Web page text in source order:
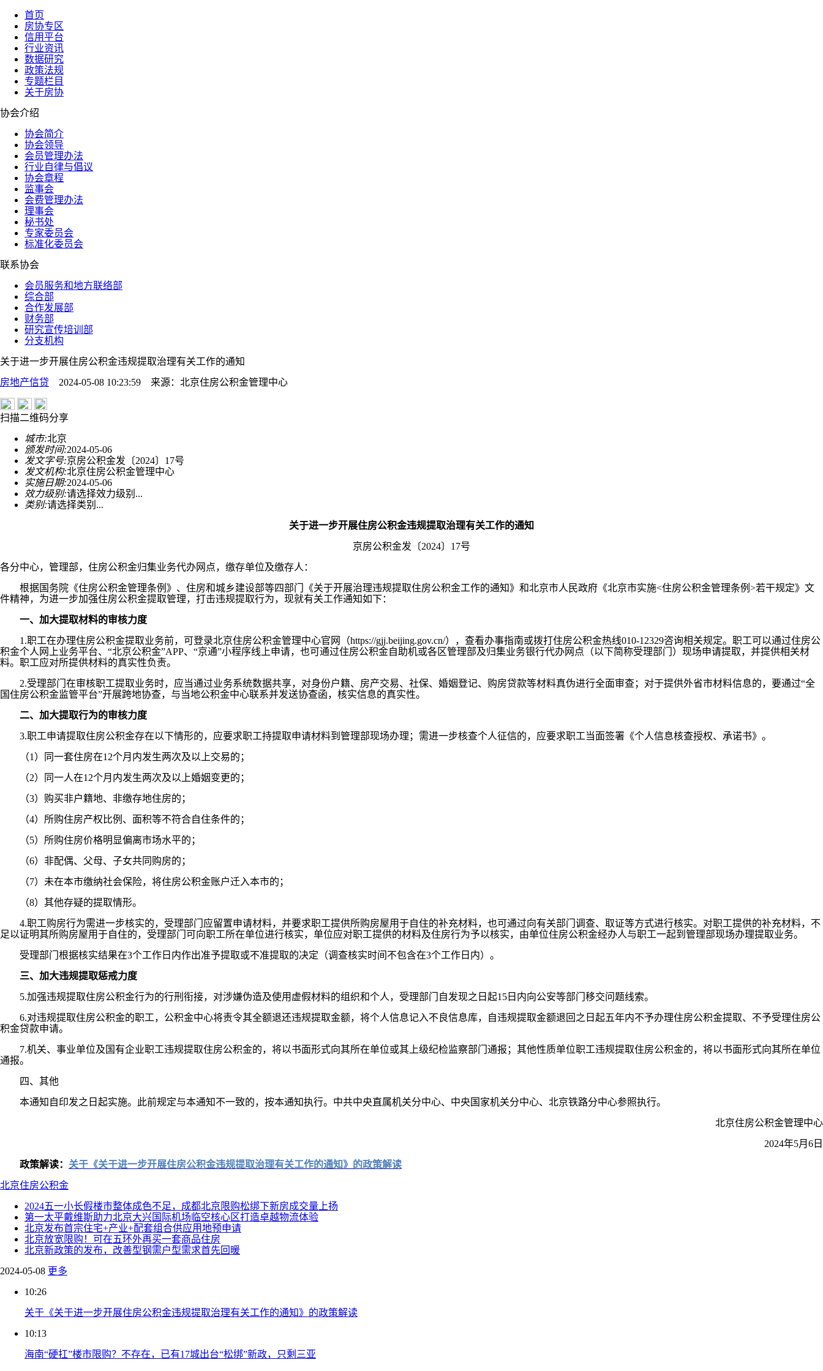
首页
房协专区
信用平台
行业资讯
数据研究
政策法规
专题栏目
关于房协
协会介绍
协会简介
协会领导
会员管理办法
行业自律与倡议
协会章程
监事会
会费管理办法
理事会
秘书处
专家委员会
标准化委员会
联系协会
会员服务和地方联络部
综合部
合作发展部
财务部
研究宣传培训部
分支机构
关于进一步开展住房公积金违规提取治理有关工作的通知
房地产信贷 2024-05-08 10:23:59 来源： 北京住房公积金管理中心
扫描二维码分享
城市:北京
颁发时间:2024-05-06
发文字号:京房公积金发〔2024〕17号
发文机构:北京住房公积金管理中心
实施日期:2024-05-06
效力级别:请选择效力级别...
类别:请选择类别...
关于进一步开展住房公积金违规提取治理有关工作的通知
京房公积金发〔2024〕17号
各分中心，管理部，住房公积金归集业务代办网点，缴存单位及缴存人：
根据国务院《住房公积金管理条例》、住房和城乡建设部等四部门《关于开展治理违规提取住房公积金工作的通知》和北京市人民政府《北京市实施<住房公积金管理条例>若干规定》文
件精神，为进一步加强住房公积金提取管理，打击违规提取行为，现就有关工作通知如下：
一、加大提取材料的审核力度
1.职工在办理住房公积金提取业务前，可登录北京住房公积金管理中心官网（https://gjj.beijing.gov.cn/），查看办事指南或拨打住房公积金热线010-12329咨询相关规定。职工可以通过住房公
积金个人网上业务平台、“北京公积金”APP、“京通”小程序线上申请，也可通过住房公积金自助机或各区管理部及归集业务银行代办网点（以下简称受理部门）现场申请提取，并提供相关材
料。职工应对所提供材料的真实性负责。
2.受理部门在审核职工提取业务时，应当通过业务系统数据共享，对身份户籍、房产交易、社保、婚姻登记、购房贷款等材料真伪进行全面审查；对于提供外省市材料信息的，要通过“全
国住房公积金监管平台”开展跨地协查，与当地公积金中心联系并发送协查函，核实信息的真实性。
二、加大提取行为的审核力度
3.职工申请提取住房公积金存在以下情形的，应要求职工持提取申请材料到管理部现场办理；需进一步核查个人征信的，应要求职工当面签署《个人信息核查授权、承诺书》。
（1）同一套住房在12个月内发生两次及以上交易的；
（2）同一人在12个月内发生两次及以上婚姻变更的；
（3）购买非户籍地、非缴存地住房的；
（4）所购住房产权比例、面积等不符合自住条件的；
（5）所购住房价格明显偏离市场水平的；
（6）非配偶、父母、子女共同购房的；
（7）未在本市缴纳社会保险，将住房公积金账户迁入本市的；
（8）其他存疑的提取情形。
4.职工购房行为需进一步核实的，受理部门应留置申请材料，并要求职工提供所购房屋用于自住的补充材料，也可通过向有关部门调查、取证等方式进行核实。对职工提供的补充材料，不
足以证明其所购房屋用于自住的，受理部门可向职工所在单位进行核实，单位应对职工提供的材料及住房行为予以核实，由单位住房公积金经办人与职工一起到管理部现场办理提取业务。
受理部门根据核实结果在3个工作日内作出准予提取或不准提取的决定（调查核实时间不包含在3个工作日内）。
三、加大违规提取惩戒力度
5.加强违规提取住房公积金行为的行刑衔接，对涉嫌伪造及使用虚假材料的组织和个人，受理部门自发现之日起15日内向公安等部门移交问题线索。
6.对违规提取住房公积金的职工，公积金中心将责令其全额退还违规提取金额，将个人信息记入不良信息库，自违规提取金额退回之日起五年内不予办理住房公积金提取、不予受理住房公
积金贷款申请。
7.机关、事业单位及国有企业职工违规提取住房公积金的，将以书面形式向其所在单位或其上级纪检监察部门通报；其他性质单位职工违规提取住房公积金的，将以书面形式向其所在单位
通报。
四、其他
本通知自印发之日起实施。此前规定与本通知不一致的，按本通知执行。中共中央直属机关分中心、中央国家机关分中心、北京铁路分中心参照执行。
北京住房公积金管理中心
2024年5月6日
政策解读： 关于《关于进一步开展住房公积金违规提取治理有关工作的通知》的政策解读
北京住房公积金
2024五一小长假楼市整体成色不足，成都北京限购松绑下新房成交量上扬
第一太平戴维斯助力北京大兴国际机场临空核心区打造卓越物流体验
北京发布首宗住宅+产业+配套组合供应用地预申请
北京放宽限购！可在五环外再买一套商品住房
北京新政策的发布，改善型钢需户型需求首先回暖
2024-05-08 更多
10:26
关于《关于进一步开展住房公积金违规提取治理有关工作的通知》的政策解读
10:13
海南“硬扛”楼市限购？不存在，已有17城出台“松绑”新政，只剩三亚